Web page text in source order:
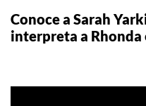
Conoce a Sarah
interpreta a Rhonda